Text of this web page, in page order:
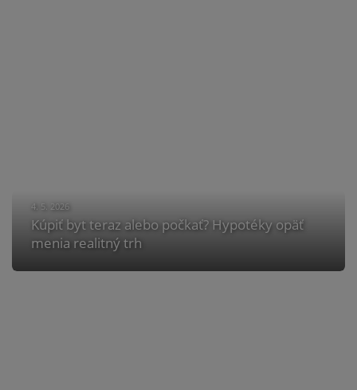
4. 5. 2026
Kúpiť byt teraz alebo počkať? Hypotéky opäť
menia realitný trh